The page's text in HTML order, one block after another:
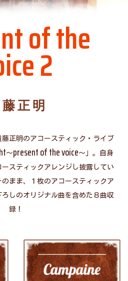
of the
2
正 明
正明のアコースティック・ライブ
〜present of the voice〜」。自身
スティックアレンジし披露してい
まま、１枚のアコースティックア
しのオリジナル曲を含めた８曲収
録！